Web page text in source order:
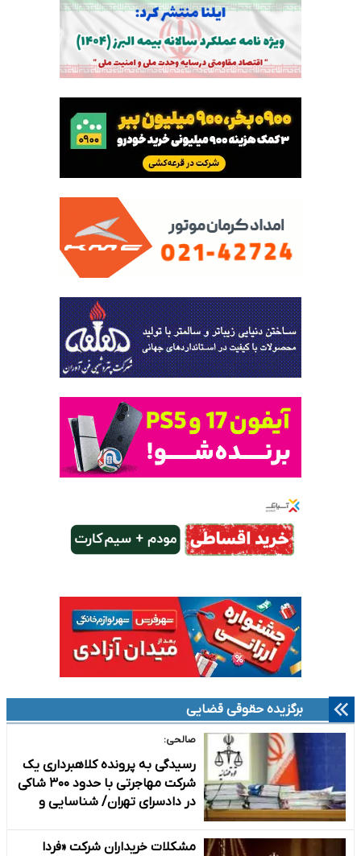
برگزیده حقوقی قضایی
صالحی:
رسیدگی به پرونده کلاهبرداری یک
شرکت مهاجرتی با حدود ۳۰۰ شاکی
در دادسرای تهران/ شناسایی و
مشکلات خریداران شرکت «فردا